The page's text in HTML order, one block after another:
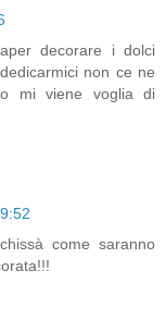
decorare i dolci
non ce ne
mi viene voglia di
come saranno